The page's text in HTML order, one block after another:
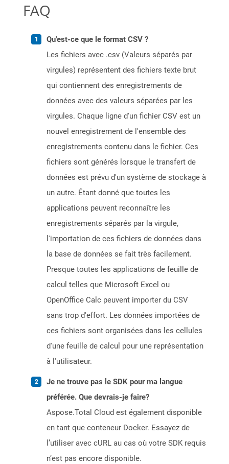
FAQ
Qu'est-ce que le format CSV ?
Les fichiers avec .csv (Valeurs séparés par
virgules) représentent des fichiers texte brut
qui contiennent des enregistrements de
données avec des valeurs séparées par les
virgules. Chaque ligne d'un fichier CSV est un
nouvel enregistrement de l'ensemble des
enregistrements contenu dans le fichier. Ces
fichiers sont générés lorsque le transfert de
données est prévu d'un système de stockage à
un autre. Étant donné que toutes les
applications peuvent reconnaître les
enregistrements séparés par la virgule,
l'importation de ces fichiers de données dans
la base de données se fait très facilement.
Presque toutes les applications de feuille de
calcul telles que Microsoft Excel ou
OpenOffice Calc peuvent importer du CSV
sans trop d'effort. Les données importées de
ces fichiers sont organisées dans les cellules
d'une feuille de calcul pour une représentation
à l'utilisateur.
Je ne trouve pas le SDK pour ma langue
préférée. Que devrais-je faire?
Aspose.Total Cloud est également disponible
en tant que conteneur Docker. Essayez de
l’utiliser avec cURL au cas où votre SDK requis
n’est pas encore disponible.